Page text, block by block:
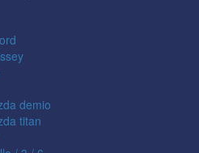
demio
titan